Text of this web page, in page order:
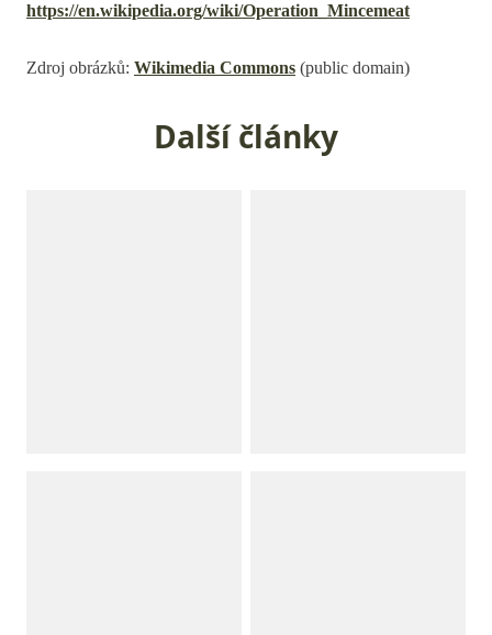
https://en.wikipedia.org/wiki/Operation_Mincemeat
Zdroj obrázků: Wikimedia Commons (public domain)
Další články